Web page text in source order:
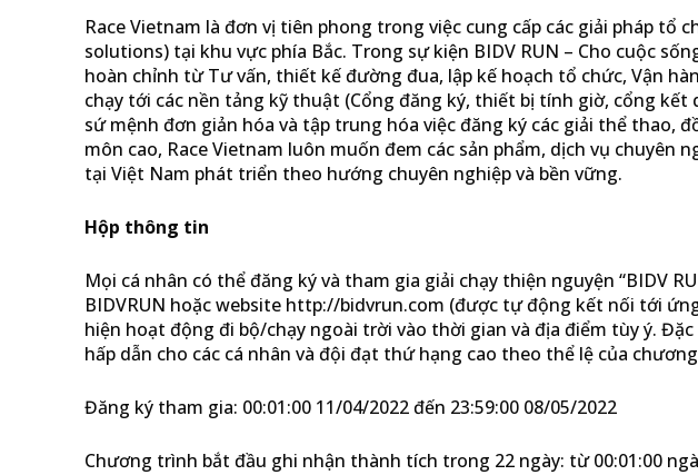
Race Vietnam là đơn vị tiên phong trong việc cung cấp các giải pháp
solutions) tại khu vực phía Bắc. Trong sự kiện BIDV RUN – Cho cuộc
hoàn chỉnh từ Tư vấn, thiết kế đường đua, lập kế hoạch tổ chức, Vận
chạy tới các nền tảng kỹ thuật (Cổng đăng ký, thiết bị tính giờ, cổng
sứ mệnh đơn giản hóa và tập trung hóa việc đăng ký các giải thể thao,
môn cao, Race Vietnam luôn muốn đem các sản phẩm, dịch vụ chuyên
tại Việt Nam phát triển theo hướng chuyên nghiệp và bền vững.
Hộp thông tin
Mọi cá nhân có thể đăng ký và tham gia giải chạy thiện nguyện “BIDV
BIDVRUN hoặc website http://bidvrun.com (được tự động kết nối tới
hiện hoạt động đi bộ/chạy ngoài trời vào thời gian và địa điểm tùy ý.
hấp dẫn cho các cá nhân và đội đạt thứ hạng cao theo thể lệ của
Đăng ký tham gia: 00:01:00 11/04/2022 đến 23:59:00 08/05/2022
Chương trình bắt đầu ghi nhận thành tích trong 22 ngày: từ 00:01:00